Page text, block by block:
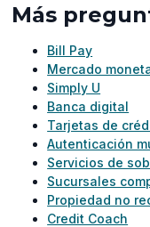
Más
Bill Pay
Mercado
Simply U
Banca digital
Tarjetas de
Autenticación
Servicios de
Sucursales
Propiedad no
Credit Coach